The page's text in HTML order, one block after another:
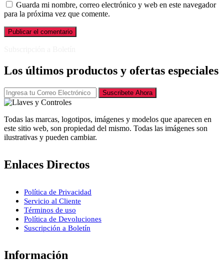
Guarda mi nombre, correo electrónico y web en este navegador
para la próxima vez que comente.
Los últimos productos y ofertas especiales
Suscribete Ahora
Todas las marcas, logotipos, imágenes y modelos que aparecen en
este sitio web, son propiedad del mismo. Todas las imágenes son
ilustrativas y pueden cambiar.
Enlaces Directos
Política de Privacidad
Servicio al Cliente
Términos de uso
Política de Devoluciones
Suscripción a Boletín
Información